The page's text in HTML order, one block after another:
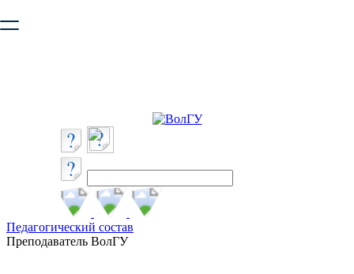
безопасную работу с сайтом. Пожалуйста
Педагогический состав
Преподаватель ВолГУ